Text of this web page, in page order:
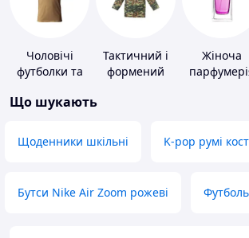
Чоловічі
футболки та
Тактичний і
формений
Жіноча
Що шукають
Щоденники шкільні K-pop румі
Бутси Nike Air Zoom рожеві